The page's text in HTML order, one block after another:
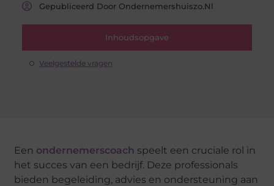
Gepubliceerd Door Ondernemershuiszo.nl
Inhoudsopgave
Veelgestelde vragen
Een ondernemerscoach speelt een cruciale rol in
het succes van een bedrijf. Deze professionals
bieden begeleiding, advies en ondersteuning aan